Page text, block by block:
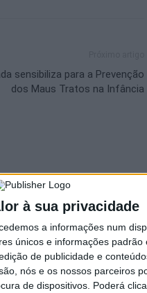
à sua privacidade
a informações num
únicos e informações
de publicidade e
nós e os nossos parceiros
de dispositivos. Poderá
sensibiliza para a Prevenção
dos Maus Tratos na Infância